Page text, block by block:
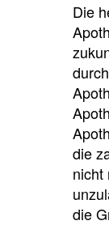
Die
die
nicht
die